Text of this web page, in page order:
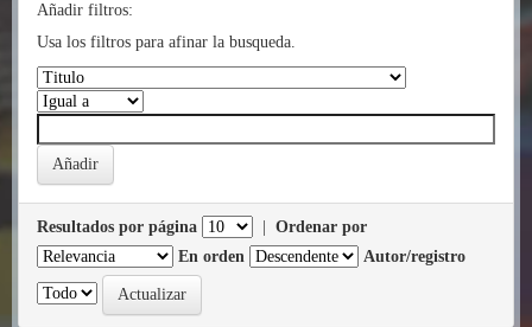
Añadir filtros:
Usa los filtros para afinar la busqueda.
Resultados por página
Ordenar por
En orden
Autor/registro